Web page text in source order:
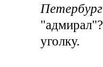
уголку.